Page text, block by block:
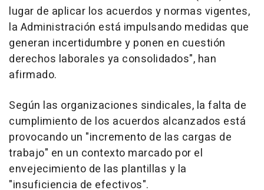
lugar de aplicar los acuerdos y normas vigentes,
la Administración está impulsando medidas que
generan incertidumbre y ponen en cuestión
derechos laborales ya consolidados", han
afirmado.
Según las organizaciones sindicales, la falta de
cumplimiento de los acuerdos alcanzados está
provocando un "incremento de las cargas de
trabajo" en un contexto marcado por el
envejecimiento de las plantillas y la
"insuficiencia de efectivos".